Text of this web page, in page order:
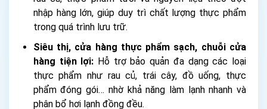
nhập hàng lớn, giúp duy trì chất lượng thực phẩm
trong quá trình lưu trữ.
Siêu thị, cửa hàng thực phẩm sạch, chuỗi cửa
hàng tiện lợi: Hỗ trợ bảo quản đa dạng các loại
thực phẩm như rau củ, trái cây, đồ uống, thực
phẩm đóng gói… nhờ khả năng làm lạnh nhanh và
phân bổ hơi lạnh đồng đều.